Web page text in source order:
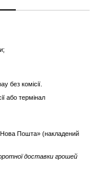
без комісії.
або термінал
Пошта» (накладений
доставки грошей